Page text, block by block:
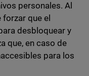
personales. Al
que el
desbloquear y
que, en caso de
para los